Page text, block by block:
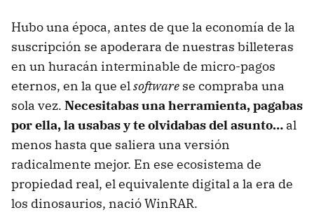
Hubo una época, antes de que la economía de la
suscripción se apoderara de nuestras billeteras
en un huracán interminable de micro-pagos
eternos, en la que elsoftware se compraba una
sola vez. Necesitabas una herramienta, pagabas
por ella, la usabas y te olvidabas del asunto… al
menos hasta que saliera una versión
radicalmente mejor. En ese ecosistema de
propiedad real, el equivalente digital a la era de
los dinosaurios, nació WinRAR.